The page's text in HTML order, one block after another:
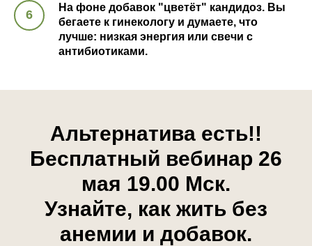
На фоне добавок "цветёт" кандидоз. Вы
бегаете к гинекологу и думаете, что
лучше: низкая энергия или свечи с
антибиотиками.
Альтернатива есть!!
Бесплатный вебинар 26
мая 19.00 Мск.
Узнайте, как жить без
анемии и добавок.